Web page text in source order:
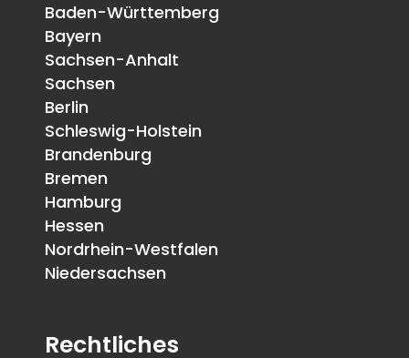
Baden-Württemberg
Bayern
Sachsen-Anhalt
Sachsen
Berlin
Schleswig-Holstein
Brandenburg
Bremen
Hamburg
Hessen
Nordrhein-Westfalen
Niedersachsen
Rechtliches